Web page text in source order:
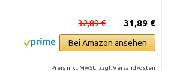
31,89 €
32,89 €
Bei Amazon ansehen
Preis inkl. MwSt., zzgl. Versandkosten